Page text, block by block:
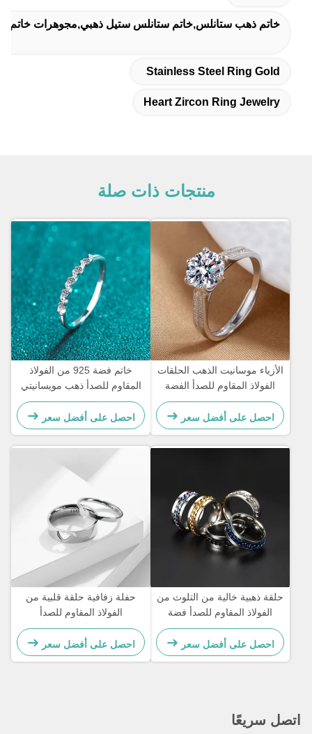
خاتم ذهب ستانلس,خاتم ستانلس ستيل ذهبي,مجوهرات
Stainless Steel Ring Gold
Heart Zircon Ring Jewelry
منتجات ذات صلة
الأزياء موسانيت الذهب الحلقات
الفولاذ المقاوم للصدأ الفضة
الماس خواتم الخطوبة للنساء
احصل على أفضل سعر
خاتم فضة 925 من الفولاذ
المقاوم للصدأ ذهب مويسانيتي
ماسي خواتم زفاف نسائية
احصل على أفضل سعر
حلقة ذهبية خالية من التلوث من
الفولاذ المقاوم للصدأ فضة
حلقات مجوهرات عازلة للماء
احصل على أفضل سعر
حفلة زفافية حلقة قلبية من
الفولاذ المقاوم للصدأ
احصل على أفضل سعر
اتصل سريعًا